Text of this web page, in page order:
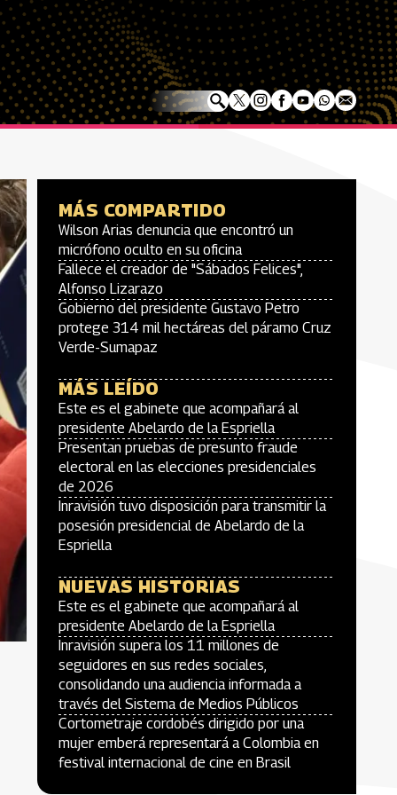
MÁS COMPARTIDO
Wilson Arias denuncia que encontró un
micrófono oculto en su oficina
Fallece el creador de "Sábados Felices",
Alfonso Lizarazo
Gobierno del presidente Gustavo Petro
protege 314 mil hectáreas del páramo Cruz
Verde-Sumapaz
MÁS LEÍDO
Este es el gabinete que acompañará al
presidente Abelardo de la Espriella
Presentan pruebas de presunto fraude
electoral en las elecciones presidenciales
de 2026
Inravisión tuvo disposición para transmitir la
posesión presidencial de Abelardo de la
Espriella
NUEVAS HISTORIAS
Este es el gabinete que acompañará al
presidente Abelardo de la Espriella
Inravisión supera los 11 millones de
seguidores en sus redes sociales,
consolidando una audiencia informada a
través del Sistema de Medios Públicos
Cortometraje cordobés dirigido por una
mujer emberá representará a Colombia en
festival internacional de cine en Brasil